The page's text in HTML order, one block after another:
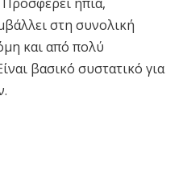
στη συνολική
και από πολύ
βασικό συστατικό για